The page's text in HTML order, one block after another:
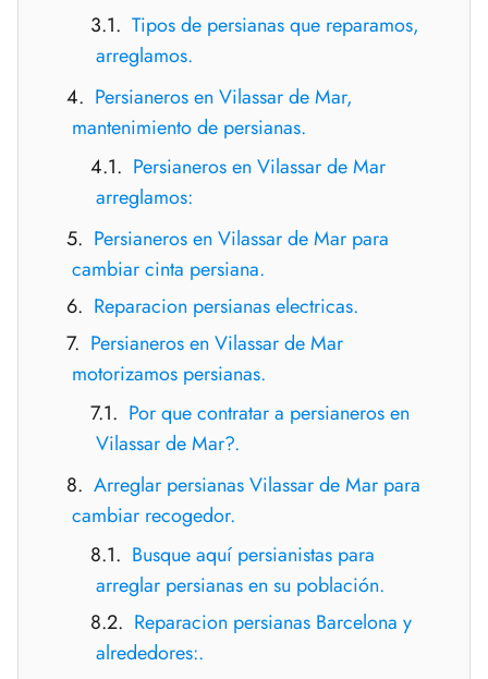
Tipos de persianas que reparamos,
arreglamos.
Persianeros en Vilassar de Mar,
mantenimiento de persianas.
Persianeros en Vilassar de Mar
arreglamos:
Persianeros en Vilassar de Mar para
cambiar cinta persiana.
Reparacion persianas electricas.
Persianeros en Vilassar de Mar
motorizamos persianas.
Por que contratar a persianeros en
Vilassar de Mar?.
Arreglar persianas Vilassar de Mar para
cambiar recogedor.
Busque aquí persianistas para
arreglar persianas en su población.
Reparacion persianas Barcelona y
alrededores:.